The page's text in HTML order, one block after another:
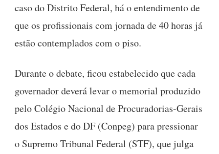
caso do Distrito Federal, há o entendimento de
que os profissionais com jornada de 40 horas já
estão contemplados com o piso.
Durante o debate, ficou estabelecido que cada
governador deverá levar o memorial produzido
pelo Colégio Nacional de Procuradorias-Gerais
dos Estados e do DF (Conpeg) para pressionar
o Supremo Tribunal Federal (STF), que julga